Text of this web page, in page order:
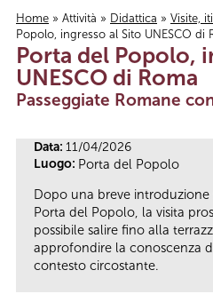
Tu sei qui
Home » Attività » Didattica » Visite,
Popolo, ingresso al Sito UNESCO di
Porta del Popolo,
UNESCO di Roma
Passeggiate Romane
Data: 11/04/2026
Luogo: Porta del Popolo
Dopo una breve introduzione
Porta del Popolo, la visita
possibile salire fino alla
approfondire la conoscenza
contesto circostante.